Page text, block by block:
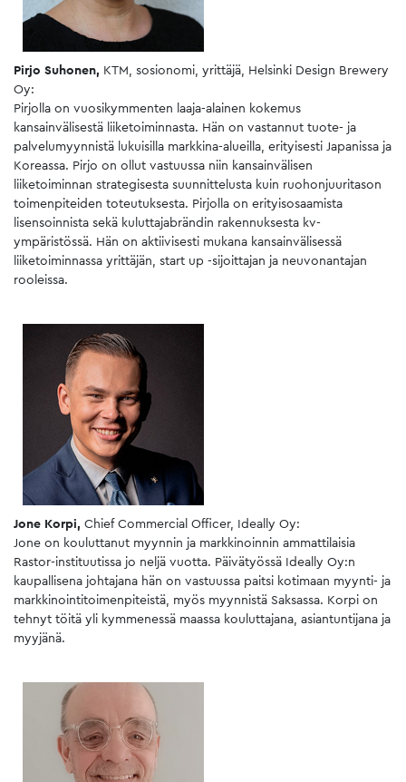
Pirjo Suhonen, KTM, sosionomi, yrittäjä, Helsinki Design Brewery
Oy:
Pirjolla on vuosikymmenten laaja-alainen kokemus
kansainvälisestä liiketoiminnasta. Hän on vastannut tuote- ja
palvelumyynnistä lukuisilla markkina-alueilla, erityisesti Japanissa ja
Koreassa. Pirjo on ollut vastuussa niin kansainvälisen
liiketoiminnan strategisesta suunnittelusta kuin ruohonjuuritason
toimenpiteiden toteutuksesta. Pirjolla on erityisosaamista
lisensoinnista sekä kuluttajabrändin rakennuksesta kv-
ympäristössä. Hän on aktiivisesti mukana kansainvälisessä
liiketoiminnassa yrittäjän, start up -sijoittajan ja neuvonantajan
rooleissa.
Jone Korpi, Chief Commercial Officer, Ideally Oy:
Jone on kouluttanut myynnin ja markkinoinnin ammattilaisia
Rastor-instituutissa jo neljä vuotta. Päivätyössä Ideally Oy:n
kaupallisena johtajana hän on vastuussa paitsi kotimaan myynti- ja
markkinointitoimenpiteistä, myös myynnistä Saksassa. Korpi on
tehnyt töitä yli kymmenessä maassa kouluttajana, asiantuntijana ja
myyjänä.